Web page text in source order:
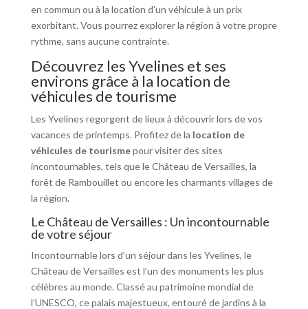
en commun ou à la location d’un véhicule à un prix
exorbitant. Vous pourrez explorer la région à votre propre
rythme, sans aucune contrainte.
Découvrez les Yvelines et ses
environs grâce à la location de
véhicules de tourisme
Les Yvelines regorgent de lieux à découvrir lors de vos
vacances de printemps. Profitez de la location de
véhicules de tourismepour visiter des sites
incontournables, tels que le Château de Versailles, la
forêt de Rambouillet ou encore les charmants villages de
la région.
Le Château de Versailles : Un incontournable
de votre séjour
Incontournable lors d’un séjour dans les Yvelines, le
Château de Versailles est l’un des monuments les plus
célèbres au monde. Classé au patrimoine mondial de
l’UNESCO, ce palais majestueux, entouré de jardins à la